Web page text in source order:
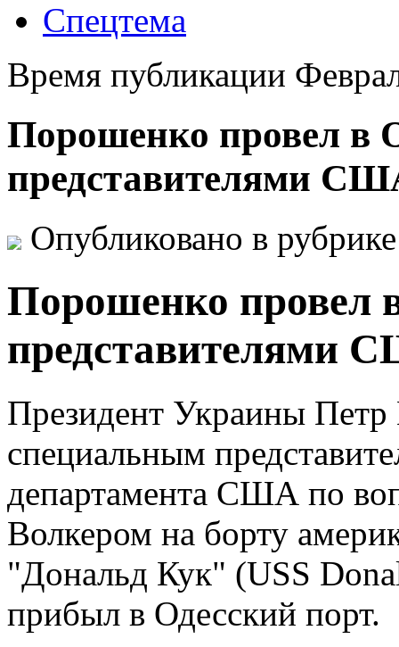
Спецтема
Время публикации
Порошенко провел в
представителями
Опубликовано в
Порошенко провел
представителями
Президент Украины Петр
специальным
департамента США по
Волкером на борту
"Дональд Кук" (USS
прибыл в Одесский порт.